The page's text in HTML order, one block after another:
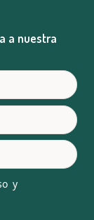
a nuestra
y